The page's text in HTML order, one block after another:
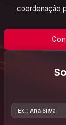
coordenação